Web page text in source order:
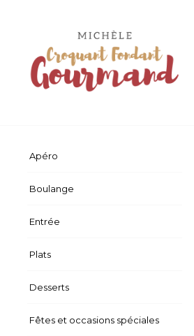
Apéro
Boulange
Entrée
Plats
Desserts
Fêtes et occasions spéciales